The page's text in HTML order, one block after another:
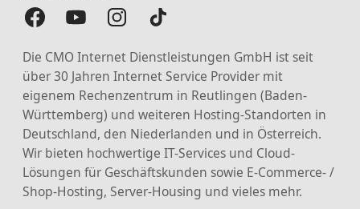
Die CMO Internet Dienstleistungen GmbH ist seit
über 30 Jahren Internet Service Provider mit
eigenem Rechenzentrum in Reutlingen (Baden-
Württemberg) und weiteren Hosting-Standorten in
Deutschland, den Niederlanden und in Österreich.
Wir bieten hochwertige IT-Services und Cloud-
Lösungen für Geschäftskunden sowie E-Commerce- /
Shop-Hosting, Server-Housing und vieles mehr.